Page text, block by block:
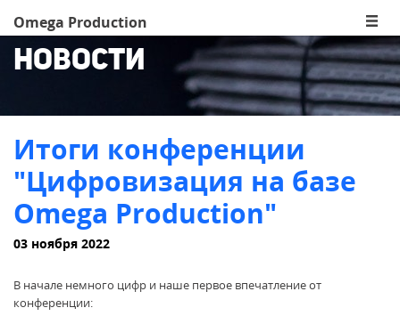
Omega Production
Новости
Итоги конференции
"Цифровизация на базе
Omega Production"
03 ноября 2022
В начале немного цифр и наше первое впечатление от
конференции: